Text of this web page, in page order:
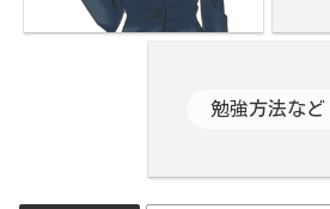
勉強方法など